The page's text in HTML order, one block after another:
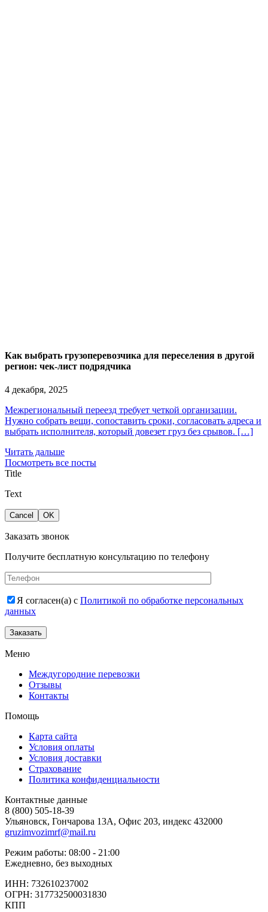
Как выбрать грузоперевозчика для переселения в другой
регион: чек-лист подрядчика
4 декабря, 2025
Межрегиональный переезд требует четкой организации.
Нужно собрать вещи, сопоставить сроки, согласовать адреса и
выбрать исполнителя, который довезет груз без срывов. […]
Читать дальше
Посмотреть все посты
Title
Text
Cancel OK
Заказать звонок
Получите бесплатную консультацию по телефону
Я согласен(а) с Политикой по обработке персональных
данных
Заказать
Меню
Междугородние перевозки
Отзывы
Контакты
Помощь
Карта сайта
Условия оплаты
Условия доставки
Страхование
Политика конфиденциальности
Контактные данные
8 (800) 505-18-39
Ульяновск, Гончарова 13А, Офис 203, индекс 432000
gruzimvozimrf@mail.ru
Режим работы: 08:00 - 21:00
Ежедневно, без выходных
ИНН: 732610237002
ОГРН: 317732500031830
КПП